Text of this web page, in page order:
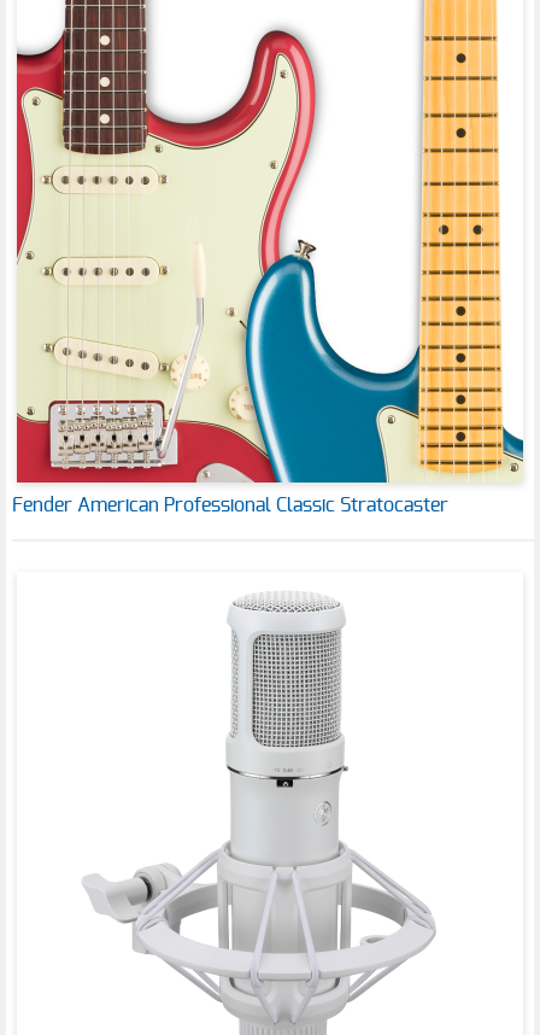
Fender American Professional Classic Stratocaster